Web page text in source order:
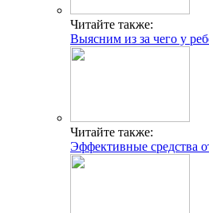
Читайте также:
Выясним из за чего у
Читайте также:
Эффективные средства